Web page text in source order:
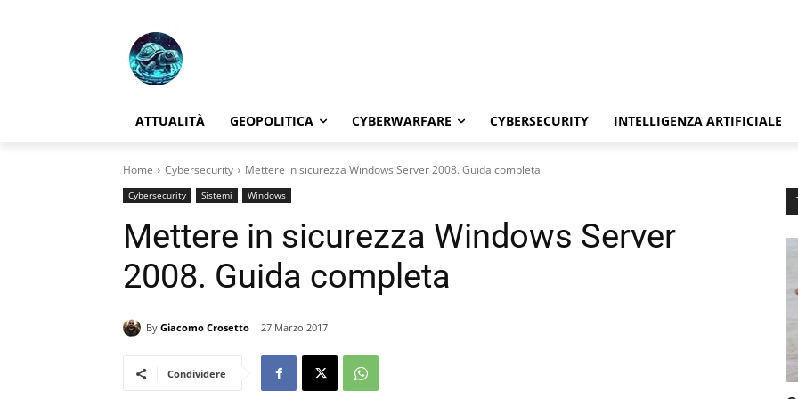
ATTUALITÀ GEOPOLITICA CYBERWARFARE CYBERSECURITY INTELLIGENZA ARTIFICIALE
Home Cybersecurity Mettere in sicurezza Windows Server 2008. Guida completa
Cybersecurity Sistemi Windows
Mettere in sicurezza Windows Server
2008. Guida completa
By Giacomo Crosetto 27 Marzo 2017
Condividere